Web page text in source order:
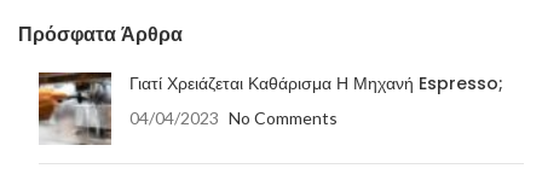
Πρόσφατα Άρθρα
Γιατί Χρειάζεται Καθάρισμα Η Μηχανή Espresso;
04/04/2023 No Comments